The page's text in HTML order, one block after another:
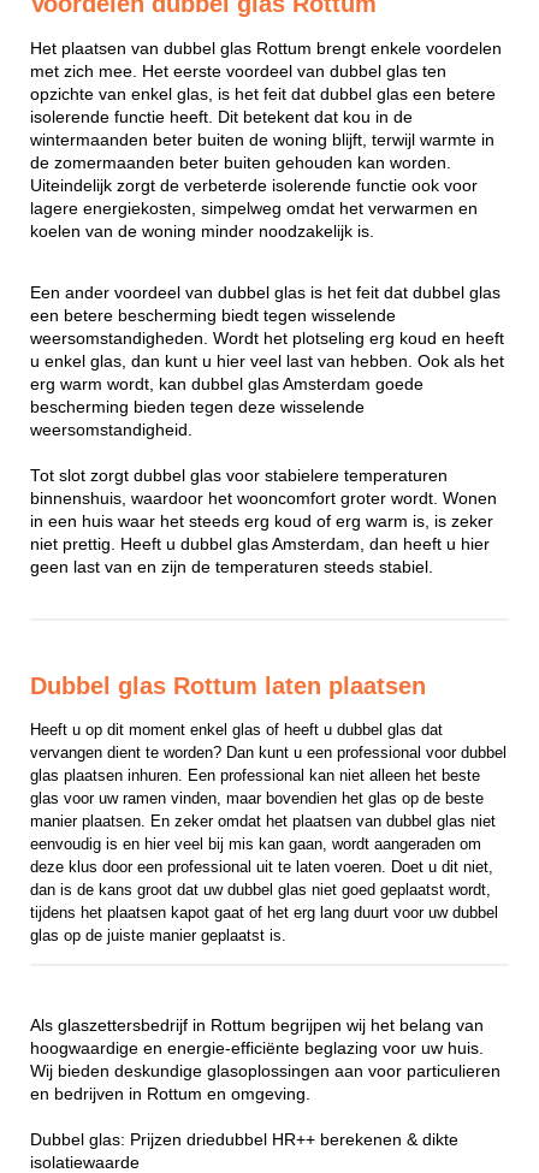
Het plaatsen van dubbel glas Rottum brengt enkele voordelen
met zich mee. Het eerste voordeel van dubbel glas ten
opzichte van enkel glas, is het feit dat dubbel glas een betere
isolerende functie heeft. Dit betekent dat kou in de
wintermaanden beter buiten de woning blijft, terwijl warmte in
de zomermaanden beter buiten gehouden kan worden.
Uiteindelijk zorgt de verbeterde isolerende functie ook voor
lagere energiekosten, simpelweg omdat het verwarmen en
koelen van de woning minder noodzakelijk is.
Een ander voordeel van dubbel glas is het feit dat dubbel glas
een betere bescherming biedt tegen wisselende
weersomstandigheden. Wordt het plotseling erg koud en heeft
u enkel glas, dan kunt u hier veel last van hebben. Ook als het
erg warm wordt, kan dubbel glas Amsterdam goede
bescherming bieden tegen deze wisselende
weersomstandigheid.
Tot slot zorgt dubbel glas voor stabielere temperaturen
binnenshuis, waardoor het wooncomfort groter wordt. Wonen
in een huis waar het steeds erg koud of erg warm is, is zeker
niet prettig. Heeft u dubbel glas Amsterdam, dan heeft u hier
geen last van en zijn de temperaturen steeds stabiel.
Dubbel glas Rottum laten plaatsen
Heeft u op dit moment enkel glas of heeft u dubbel glas dat
vervangen dient te worden? Dan kunt u een professional voor dubbel
glas plaatsen inhuren. Een professional kan niet alleen het beste
glas voor uw ramen vinden, maar bovendien het glas op de beste
manier plaatsen. En zeker omdat het plaatsen van dubbel glas niet
eenvoudig is en hier veel bij mis kan gaan, wordt aangeraden om
deze klus door een professional uit te laten voeren. Doet u dit niet,
dan is de kans groot dat uw dubbel glas niet goed geplaatst wordt,
tijdens het plaatsen kapot gaat of het erg lang duurt voor uw dubbel
glas op de juiste manier geplaatst is.
Als glaszettersbedrijf in Rottum begrijpen wij het belang van
hoogwaardige en energie-efficiënte beglazing voor uw huis.
Wij bieden deskundige glasoplossingen aan voor particulieren
en bedrijven in Rottum en omgeving.
Dubbel glas: Prijzen driedubbel HR++ berekenen & dikte
isolatiewaarde